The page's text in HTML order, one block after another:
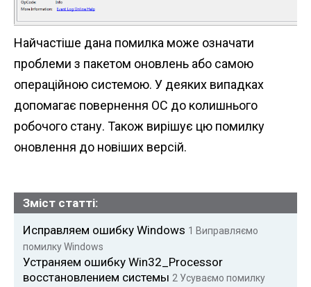
Найчастіше дана помилка може означати
проблеми з пакетом оновлень або самою
операційною системою. У деяких випадках
допомагає повернення ОС до колишнього
робочого стану. Також вирішує цю помилку
оновлення до новіших версій.
Зміст статті:
Исправляем ошибку Windows 1 Виправляємо
помилку Windows
Устраняем ошибку Win32_Processor
восстановлением системы 2 Усуваємо помилку